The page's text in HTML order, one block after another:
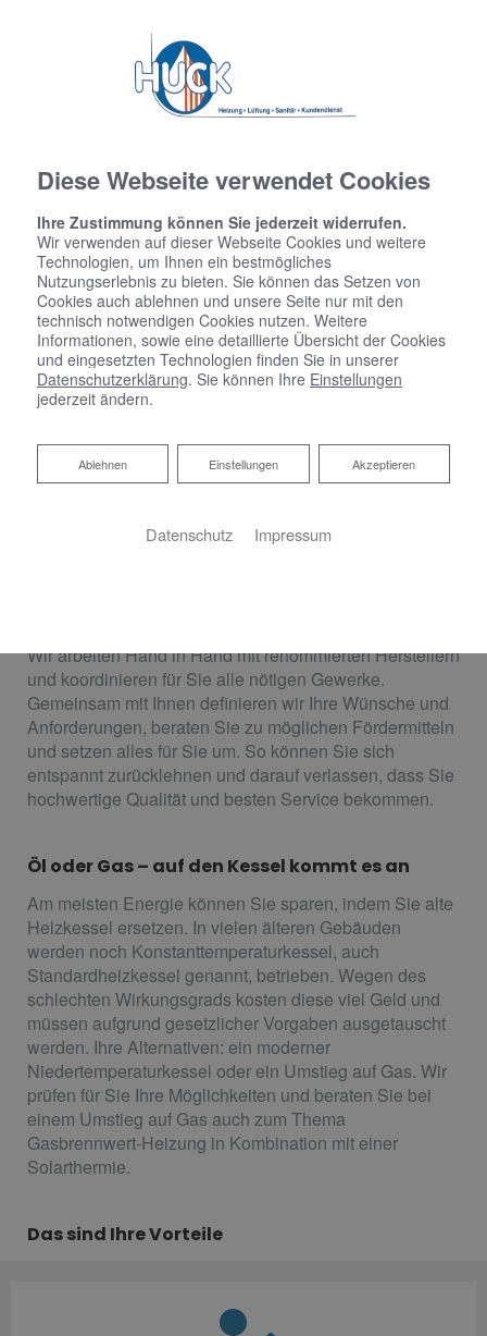
Gasheizungen
Wir arbeiten Hand in Hand mit renommierten Herstellern
und koordinieren für Sie alle nötigen Gewerke.
Gemeinsam mit Ihnen definieren wir Ihre Wünsche und
Anforderungen, beraten Sie zu möglichen Fördermitteln
und setzen alles für Sie um. So können Sie sich
entspannt zurücklehnen und darauf verlassen, dass Sie
hochwertige Qualität und besten Service bekommen.
Öl oder Gas – auf den Kessel kommt es an
Am meisten Energie können Sie sparen, indem Sie alte
Heizkessel ersetzen. In vielen älteren Gebäuden
werden noch Konstanttemperaturkessel, auch
Standardheizkessel genannt, betrieben. Wegen des
schlechten Wirkungsgrads kosten diese viel Geld und
müssen aufgrund gesetzlicher Vorgaben ausgetauscht
werden. Ihre Alternativen: ein moderner
Niedertemperaturkessel oder ein Umstieg auf Gas. Wir
prüfen für Sie Ihre Möglichkeiten und beraten Sie bei
einem Umstieg auf Gas auch zum Thema
Gasbrennwert-Heizung in Kombination mit einer
Solarthermie.
Das sind Ihre Vorteile
Diese Webseite verwendet Cookies
Ihre Zustimmung können Sie jederzeit widerrufen.
Wir verwenden auf dieser Webseite Cookies und weitere
Technologien, um Ihnen ein bestmögliches
Nutzungserlebnis zu bieten. Sie können das Setzen von
Cookies auch ablehnen und unsere Seite nur mit den
technisch notwendigen Cookies nutzen. Weitere
Informationen, sowie eine detaillierte Übersicht der Cookies
und eingesetzten Technologien finden Sie in unserer
Datenschutzerklärung. Sie können Ihre Einstellungen
jederzeit ändern.
Akzeptieren
Einstellungen
Ablehnen
Ablehnen
Datenschutz Impressum